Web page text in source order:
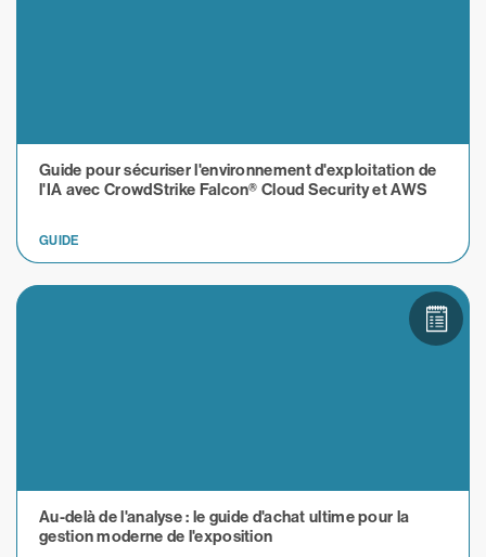
Guide pour sécuriser l'environnement d'exploitation de
l'IA avec CrowdStrike Falcon® Cloud Security et AWS
GUIDE
Au-delà de l'analyse : le guide d'achat ultime pour la
gestion moderne de l'exposition